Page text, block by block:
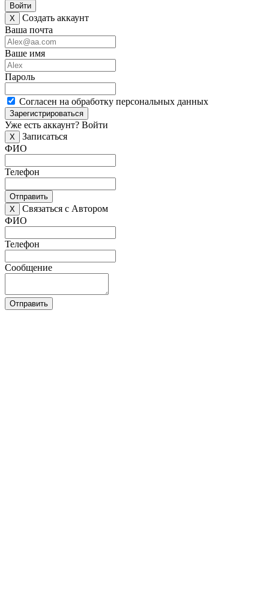
Войти
X
Создать аккаунт
Ваша почта
Ваше имя
Пароль
Согласен на обработку персональных данных
Зарегистрироваться
Уже есть аккаунт? Войти
X
Записаться
ФИО
Телефон
Отправить
X
Связаться с Автором
ФИО
Телефон
Сообщение
Отправить